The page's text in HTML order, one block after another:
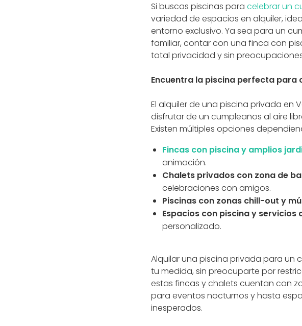
Si buscas piscinas para celebrar un
variedad de espacios en alquiler,
entorno exclusivo. Ya sea para un
familiar, contar con una finca con
total privacidad y sin
Encuentra la piscina perfecta para
El alquiler de una piscina privada
disfrutar de un cumpleaños al aire
Existen múltiples opciones
Fincas con piscina y amplios
animación.
Chalets privados con zona de
celebraciones con amigos.
Piscinas con zonas chill-out y
Espacios con piscina y servicios
personalizado.
Alquilar una piscina privada para un
tu medida, sin preocuparte por
estas fincas y chalets cuentan con
para eventos nocturnos y hasta
inesperados.